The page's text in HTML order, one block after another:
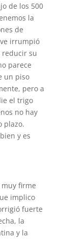
de los 500
la
de
irrumpió
reducir su
parece
un piso
pero a
el trigo
no hay
plazo.
y es
firme
implico
fuerte
la
y la